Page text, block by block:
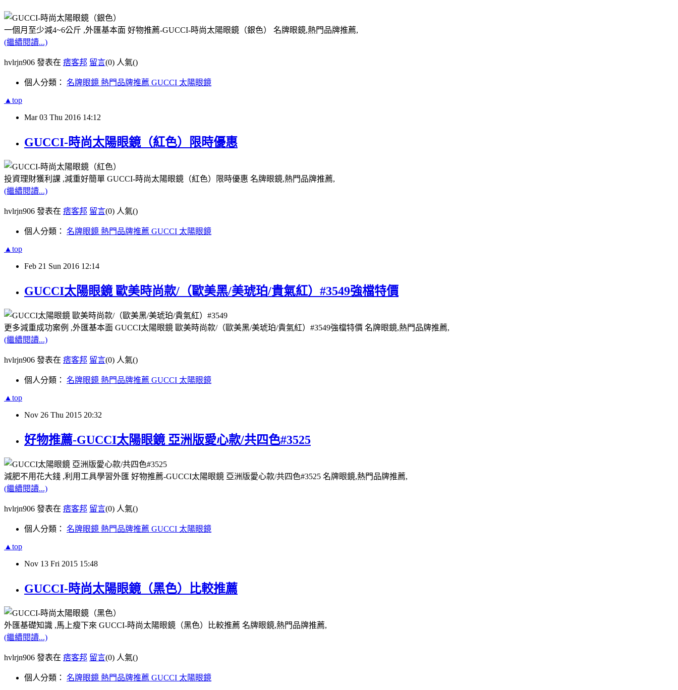
一個月至少減4~6公斤 ,外匯基本面 好物推薦-GUCCI-時尚太陽眼鏡（銀色） 名牌眼鏡,熱門品牌推薦,
(繼續閱讀...)
hvlrjn906 發表在 痞客邦 留言(0) 人氣()
個人分類： 名牌眼鏡 熱門品牌推薦 GUCCI 太陽眼鏡
▲top
Mar 03 Thu 2016 14:12
GUCCI-時尚太陽眼鏡（紅色）限時優惠
投資理財獲利課 ,減重好簡單 GUCCI-時尚太陽眼鏡（紅色）限時優惠 名牌眼鏡,熱門品牌推薦,
(繼續閱讀...)
hvlrjn906 發表在 痞客邦 留言(0) 人氣()
個人分類： 名牌眼鏡 熱門品牌推薦 GUCCI 太陽眼鏡
▲top
Feb 21 Sun 2016 12:14
GUCCI太陽眼鏡 歐美時尚款/（歐美黑/美琥珀/貴氣紅）#3549強檔特價
更多減重成功案例 ,外匯基本面 GUCCI太陽眼鏡 歐美時尚款/（歐美黑/美琥珀/貴氣紅）#3549強檔特價 名牌眼鏡,熱門品牌推薦,
(繼續閱讀...)
hvlrjn906 發表在 痞客邦 留言(0) 人氣()
個人分類： 名牌眼鏡 熱門品牌推薦 GUCCI 太陽眼鏡
▲top
Nov 26 Thu 2015 20:32
好物推薦-GUCCI太陽眼鏡 亞洲版愛心款/共四色#3525
減肥不用花大錢 ,利用工具學習外匯 好物推薦-GUCCI太陽眼鏡 亞洲版愛心款/共四色#3525 名牌眼鏡,熱門品牌推薦,
(繼續閱讀...)
hvlrjn906 發表在 痞客邦 留言(0) 人氣()
個人分類： 名牌眼鏡 熱門品牌推薦 GUCCI 太陽眼鏡
▲top
Nov 13 Fri 2015 15:48
GUCCI-時尚太陽眼鏡（黑色）比較推薦
外匯基礎知識 ,馬上瘦下來 GUCCI-時尚太陽眼鏡（黑色）比較推薦 名牌眼鏡,熱門品牌推薦,
(繼續閱讀...)
hvlrjn906 發表在 痞客邦 留言(0) 人氣()
個人分類： 名牌眼鏡 熱門品牌推薦 GUCCI 太陽眼鏡